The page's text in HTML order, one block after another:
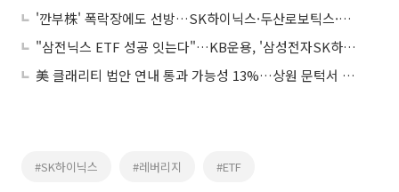
'깐부株' 폭락장에도 선방…SK하이닉스·두산로보틱스·네이버는 낙폭 방어
"삼전닉스 ETF 성공 잇는다"…KB운용, '삼성전자SK하이닉스50 펀드' 출시
美 클래리티 법안 연내 통과 가능성 13%…상원 문턱서 제동
#SK하이닉스 #레버리지 #ETF